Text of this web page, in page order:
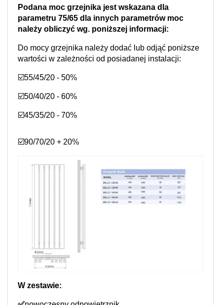
Podana moc grzejnika jest wskazana dla
parametru 75/65 dla innych parametrów moc
należy obliczyć wg. poniższej informacji:
Do mocy grzejnika należy dodać lub odjąć poniższe
wartości w zależności od posiadanej instalacji:
☑️55/45/20 - 50%
☑️50/40/20 - 60%
☑️45/35/20 - 70%
☑️90/70/20 + 20%
W zestawie: